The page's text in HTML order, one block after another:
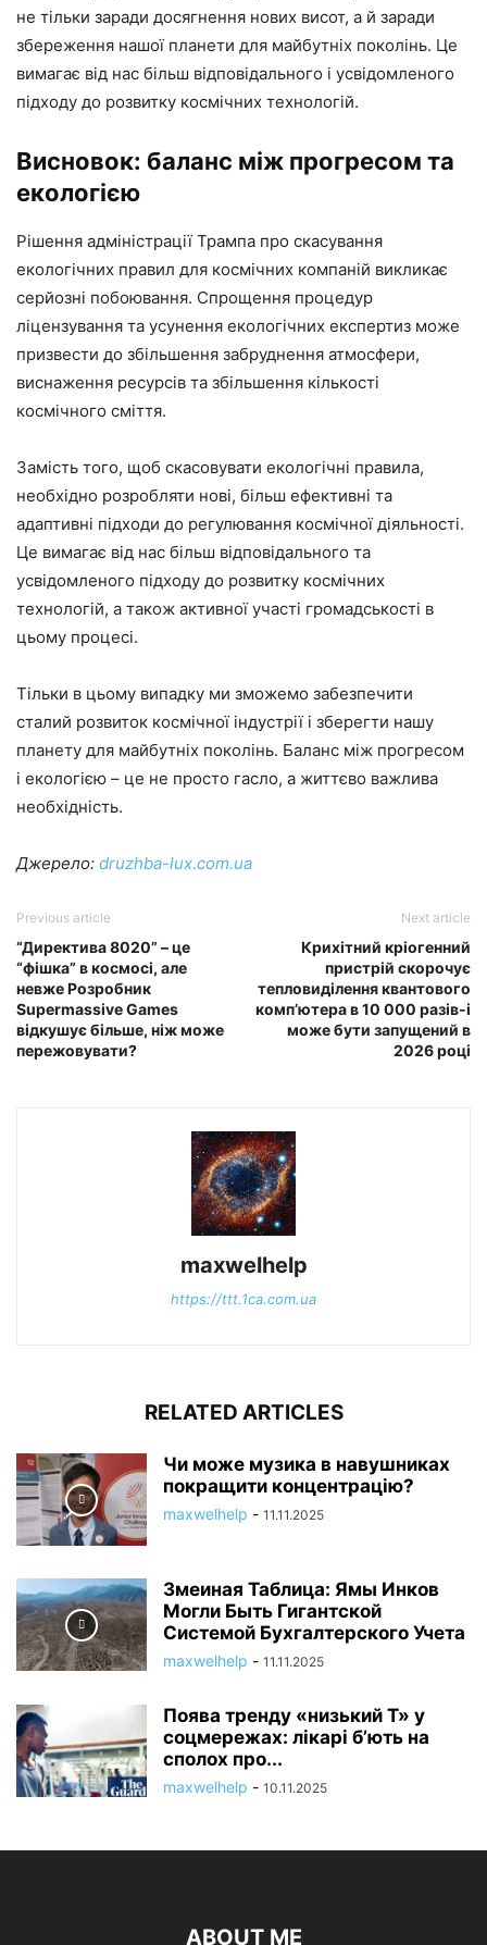
не тільки заради досягнення нових висот, а й заради
збереження нашої планети для майбутніх поколінь. Це
вимагає від нас більш відповідального і усвідомленого
підходу до розвитку космічних технологій.
Висновок: баланс між прогресом та
екологією
Рішення адміністрації Трампа про скасування
екологічних правил для космічних компаній викликає
серйозні побоювання. Спрощення процедур
ліцензування та усунення екологічних експертиз може
призвести до збільшення забруднення атмосфери,
виснаження ресурсів та збільшення кількості
космічного сміття.
Замість того, щоб скасовувати екологічні правила,
необхідно розробляти нові, більш ефективні та
адаптивні підходи до регулювання космічної діяльності.
Це вимагає від нас більш відповідального та
усвідомленого підходу до розвитку космічних
технологій, а також активної участі громадськості в
цьому процесі.
Тільки в цьому випадку ми зможемо забезпечити
сталий розвиток космічної індустрії і зберегти нашу
планету для майбутніх поколінь. Баланс між прогресом
і екологією – це не просто гасло, а життєво важлива
необхідність.
Джерело: druzhba-lux.com.ua
Previous article
“Директива 8020” – це
“фішка” в космосі, але
невже Розробник
Supermassive Games
відкушує більше, ніж може
пережовувати?
Next article
Крихітний кріогенний
пристрій скорочує
тепловиділення квантового
комп’ютера в 10 000 разів-і
може бути запущений в
2026 році
maxwelhelp
https://ttt.1ca.com.ua
RELATED ARTICLES
Чи може музика в навушниках
покращити концентрацію?
maxwelhelp - 11.11.2025
Змеиная Таблица: Ямы Инков
Могли Быть Гигантской
Системой Бухгалтерского Учета
maxwelhelp - 11.11.2025
Поява тренду «низький Т» у
соцмережах: лікарі б’ють на
сполох про...
maxwelhelp - 10.11.2025
ABOUT ME